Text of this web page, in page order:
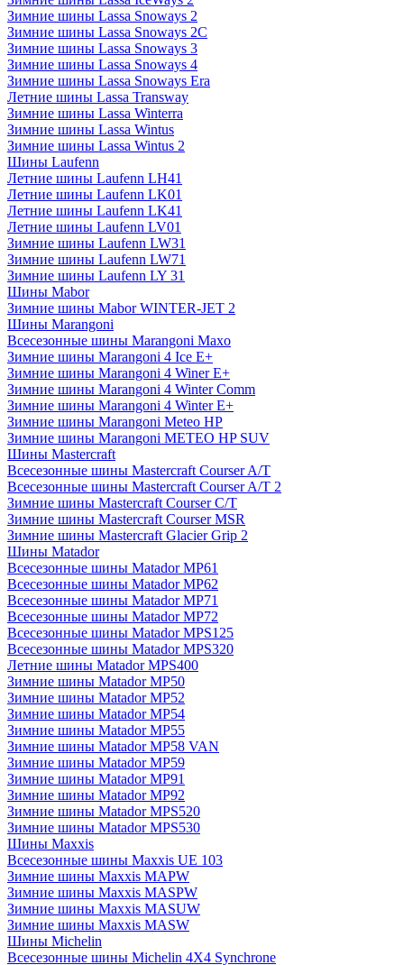
Зимние шины Lassa Snoways 2
Зимние шины Lassa Snoways 2C
Зимние шины Lassa Snoways 3
Зимние шины Lassa Snoways 4
Зимние шины Lassa Snoways Era
Летние шины Lassa Transway
Зимние шины Lassa Winterra
Зимние шины Lassa Wintus
Зимние шины Lassa Wintus 2
Шины Laufenn
Летние шины Laufenn LH41
Летние шины Laufenn LK01
Летние шины Laufenn LK41
Летние шины Laufenn LV01
Зимние шины Laufenn LW31
Зимние шины Laufenn LW71
Зимние шины Laufenn LY 31
Шины Mabor
Зимние шины Mabor WINTER-JET 2
Шины Marangoni
Всесезонные шины Marangoni Maxo
Зимние шины Marangoni 4 Ice E+
Зимние шины Marangoni 4 Winer E+
Зимние шины Marangoni 4 Winter Comm
Зимние шины Marangoni 4 Winter E+
Зимние шины Marangoni Meteo HP
Зимние шины Marangoni METEO HP SUV
Шины Mastercraft
Всесезонные шины Mastercraft Courser A/T
Всесезонные шины Mastercraft Courser A/T 2
Зимние шины Mastercraft Courser C/T
Зимние шины Mastercraft Courser MSR
Зимние шины Mastercraft Glacier Grip 2
Шины Matador
Всесезонные шины Matador MP61
Всесезонные шины Matador MP62
Всесезонные шины Matador MP71
Всесезонные шины Matador MP72
Всесезонные шины Matador MPS125
Всесезонные шины Matador MPS320
Летние шины Matador MPS400
Зимние шины Matador MP50
Зимние шины Matador MP52
Зимние шины Matador MP54
Зимние шины Matador MP55
Зимние шины Matador MP58 VAN
Зимние шины Matador MP59
Зимние шины Matador MP91
Зимние шины Matador MP92
Зимние шины Matador MPS520
Зимние шины Matador MPS530
Шины Maxxis
Всесезонные шины Maxxis UE 103
Зимние шины Maxxis MAPW
Зимние шины Maxxis MASPW
Зимние шины Maxxis MASUW
Зимние шины Maxxis MASW
Шины Michelin
Всесезонные шины Michelin 4X4 Synchrone